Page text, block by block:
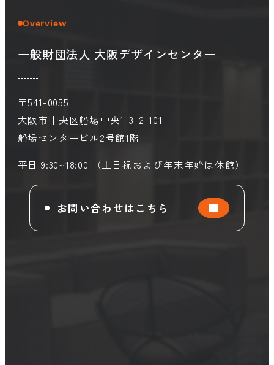
Overview
一般財団法人 大阪デザインセンター
〒541-0055
大阪市中央区船場中央1-3-2-101
船場センタービル2号館1階
平日 9:30~18:00 （土日祝および年末年始は休館）
お問い合わせはこちら